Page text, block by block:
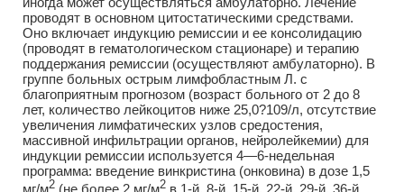
проводят в основном цитостатическими средствами.
Оно включает индукцию ремиссии и ее консолидацию
(проводят в гематологическом стационаре) и терапию
поддержания ремиссии (осуществляют амбулаторно). В
группе больных острым лимфобластным Л. с
благоприятным прогнозом (возраст больного от 2 до 8
лет, количество лейкоцитов ниже 25,0?109/л, отсутствие
увеличения лимфатических узлов средостения,
массивной инфильтрации органов, нейролейкемии) для
индукции ремиссии используется 4—6-недельная
программа: введение винкристина (онковина) в дозе 1,5
2 2